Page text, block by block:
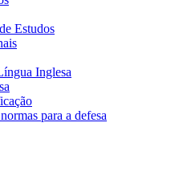
Estudos
Inglesa
para a defesa